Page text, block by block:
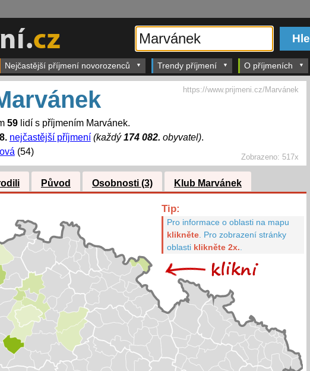
Nejčastější příjmení novorozenců Trendy příjmení O příjmeních
Zobrazeno: 517x
59lidí s příjmením Marvánek.
nejčastější příjmení (každý174 082. obyvatel).
(54)
https://www.prijmeni.cz/Marvánek
Původ Osobnosti (3) Klub Marvánek
Tip:
Pro informace o oblasti na mapu
klikněte. Pro zobrazení stránky
oblasti klikněte 2x.